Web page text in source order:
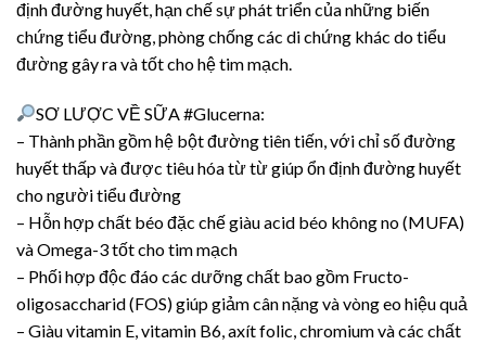
định đường huyết, hạn chế sự phát triển của những biến
chứng tiểu đường, phòng chống các di chứng khác do tiểu
đường gây ra và tốt cho hệ tim mạch.
SƠ LƯỢC VỀ SỮA #Glucerna:
– Thành phần gồm hệ bột đường tiên tiến, với chỉ số đường
huyết thấp và được tiêu hóa từ từ giúp ổn định đường huyết
cho người tiểu đường
– Hỗn hợp chất béo đặc chế giàu acid béo không no (MUFA)
và Omega-3 tốt cho tim mạch
– Phối hợp độc đáo các dưỡng chất bao gồm Fructo-
oligosaccharid (FOS) giúp giảm cân nặng và vòng eo hiệu quả
– Giàu vitamin E, vitamin B6, axít folic, chromium và các chất